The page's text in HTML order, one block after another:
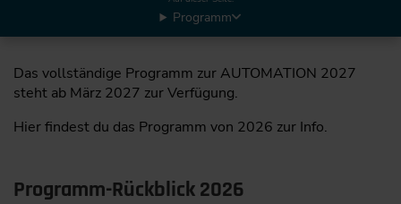
Programm
Das vollständige Programm zur AUTOMATION 2027
steht ab März 2027 zur Verfügung.
Hier findest du das Programm von 2026 zur Info.
Programm-Rückblick 2026